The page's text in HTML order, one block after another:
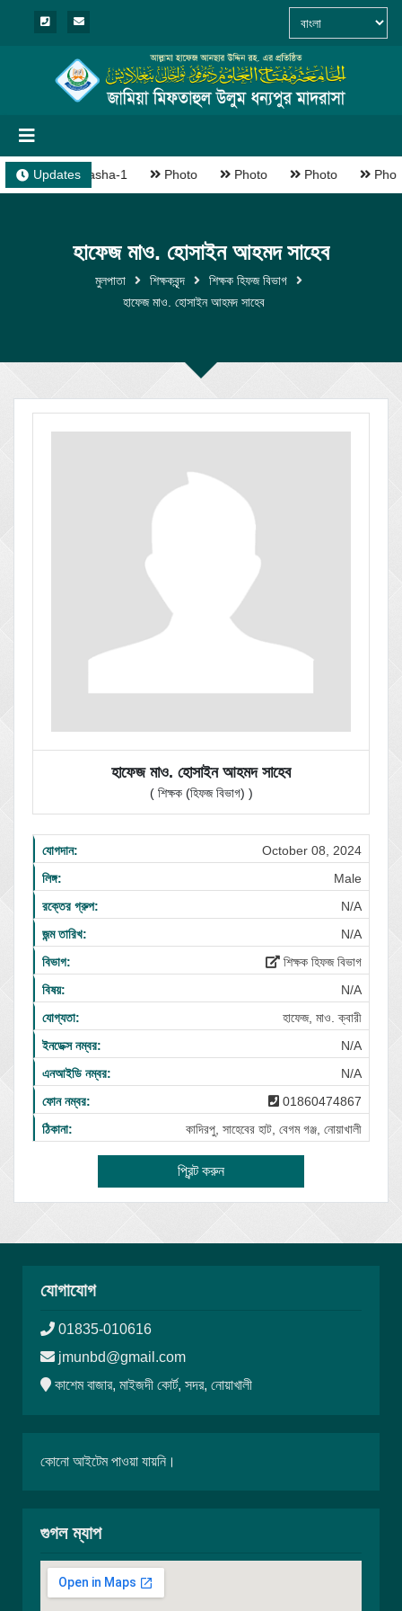
Updates
Madrasha-1 Photo Photo Photo
হাফেজ মাও. হোসাইন আহমদ সাহেব
মুলপাতা শিক্ষকবৃন্দ
শিক্ষক হিফজ বিভাগ
হাফেজ মাও. হোসাইন আহমদ সাহেব
হাফেজ মাও. হোসাইন আহমদ সাহেব
( শিক্ষক (হিফজ বিভাগ) )
যোগদান:
October 08, 2024
লিঙ্গ:
Male
রক্তের গ্রুপ:
N/A
জন্ম তারিখ:
N/A
বিভাগ:
শিক্ষক হিফজ বিভাগ
বিষয়:
N/A
যোগ্যতা:
হাফেজ, মাও. ক্বারী
ইনডেক্স নম্বর:
N/A
এনআইডি নম্বর:
N/A
ফোন নম্বর:
01860474867
ঠিকানা:
কাদিরপু, সাহেবের হাট, বেগম গঞ্জ, নোয়াখালী
প্রিন্ট করুন
যোগাযোগ
01835-010616
jmunbd@gmail.com
কাশেম বাজার, মাইজদী কোর্ট, সদর, নোয়াখালী
কোনো আইটেম পাওয়া যায়নি।
গুগল ম্যাপ